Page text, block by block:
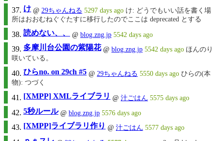
け @ 29ちゃんねる 5297 days ago け: どうでもいい話を書く場
所はおおむねぐぐたすに移行したのでここは deprecated とする
読めない、、
@ blog.zng.jp 5542 days ago
多摩川台公園の紫陽花 @ blog.zng.jp 5542 days ago ほんのり
咲いている。
ひらno. on 29ch #5 @ 29ちゃんねる 5550 days ago ひらの(本
物): つづく
[XMPP] XMLライブラリ @ 汁ごはん 5575 days ago
5秒ルール @ blog.zng.jp 5576 days ago
[XMPP]ライブラリ作り @ 汁ごはん 5577 days ago